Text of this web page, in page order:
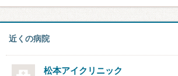
近くの病院
松本アイクリニック